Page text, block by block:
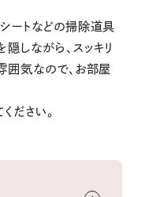
ートなどの掃除道具
しながら、スッキリ
囲気なので、お部屋
ださい。